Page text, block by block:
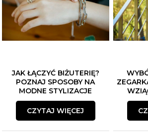
JAK ŁĄCZYĆ BIŻUTERIĘ?
POZNAJ SPOSOBY NA
MODNE STYLIZACJE
CZYTAJ WIĘCEJ